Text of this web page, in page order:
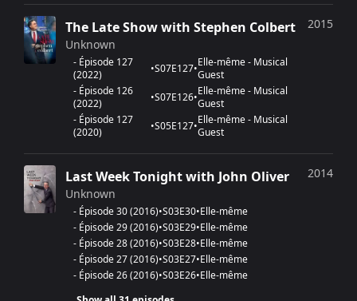
The Late Show with Stephen Colbert
Unknown
- Épisode 127
(2022) •S07E127•Elle-même - Musical
Guest
- Épisode 126
(2022) •S07E126•Elle-même - Musical
Guest
- Épisode 127
(2020) •S05E127•Elle-même - Musical
Guest
2015
Last Week Tonight with John Oliver
Unknown
- Épisode 30(2016)•S03E30•Elle-même
- Épisode 29(2016)•S03E29•Elle-même
- Épisode 28(2016)•S03E28•Elle-même
- Épisode 27(2016)•S03E27•Elle-même
- Épisode 26(2016)•S03E26•Elle-même
2014